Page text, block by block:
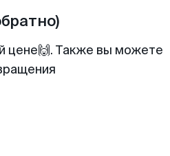
цене🙌. Также вы можете